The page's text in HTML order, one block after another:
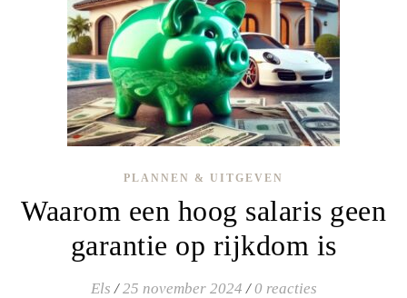
PLANNEN & UITGEVEN
Waarom een hoog salaris geen
garantie op rijkdom is
Els / 25 november 2024 / 0 reacties